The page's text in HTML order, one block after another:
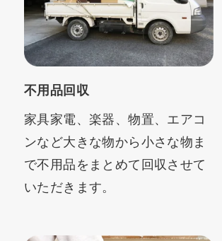
不用品回収
家具家電、楽器、物置、エアコ
ンなど大きな物から小さな物ま
で不用品をまとめて回収させて
いただきます。